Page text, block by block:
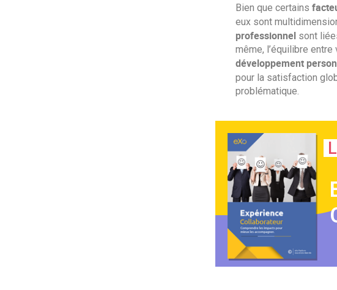
Bien que certains
eux sont
professionnel sont
même, l’équilibre
développement
pour la satisfaction
problématique.